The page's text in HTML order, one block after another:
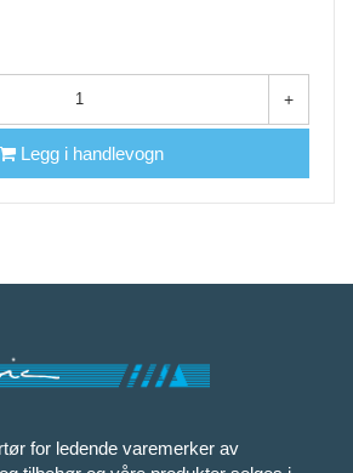
+
Legg i handlevogn
for ledende varemerker av